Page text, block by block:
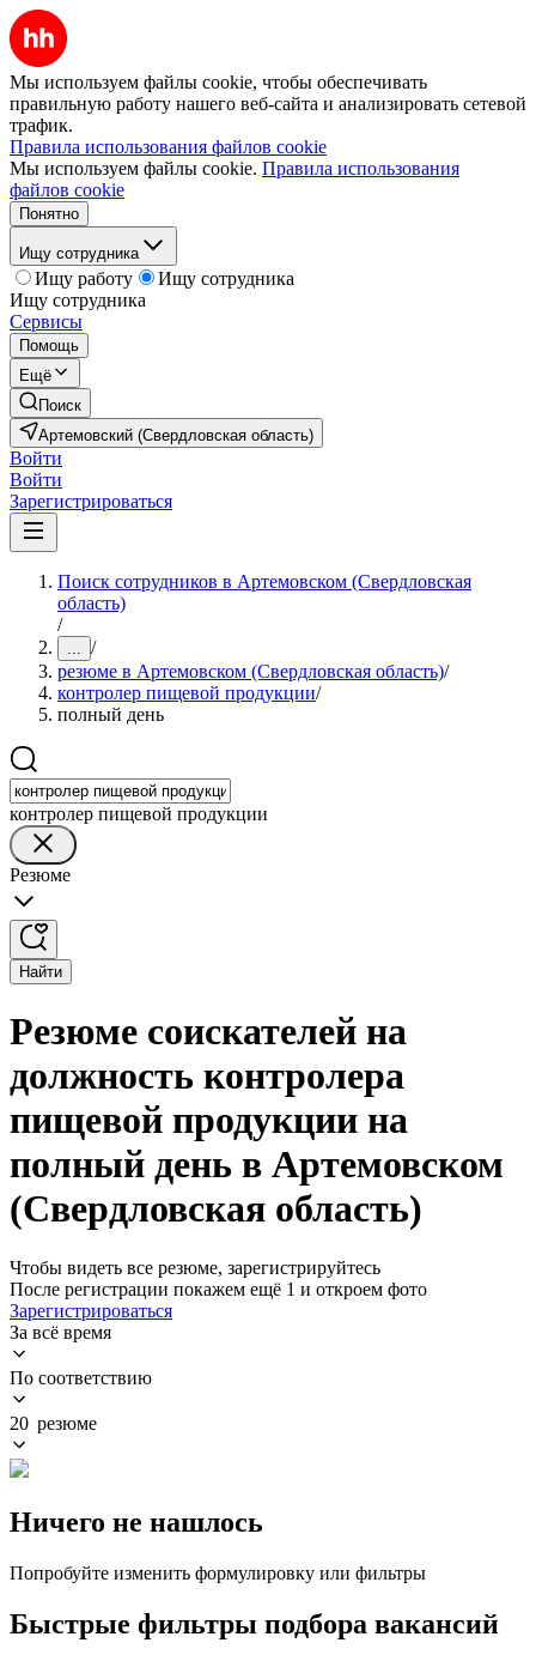
Мы используем файлы cookie, чтобы обеспечивать
правильную работу нашего веб-сайта и анализировать сетевой
трафик.
Правила использования файлов cookie
Мы используем файлы cookie. Правила использования
файлов cookie
Понятно
Ищу сотрудника
Ищу работу
Ищу сотрудника
Ищу сотрудника
Сервисы
Помощь
Ещё
Поиск
Артемовский (Свердловская область)
Войти
Войти
Зарегистрироваться
Поиск сотрудников в Артемовском (Свердловская
область)
/
... /
резюме в Артемовском (Свердловская область)/
контролер пищевой продукции/
полный день
контролер пищевой продукции
Резюме
Найти
Резюме соискателей на
должность контролера
пищевой продукции на
полный день в Артемовском
(Свердловская область)
Чтобы видеть все резюме, зарегистрируйтесь
После регистрации покажем ещё 1 и откроем фото
Зарегистрироваться
За всё время
По соответствию
20 резюме
Ничего не нашлось
Попробуйте изменить формулировку или фильтры
Быстрые фильтры подбора вакансий